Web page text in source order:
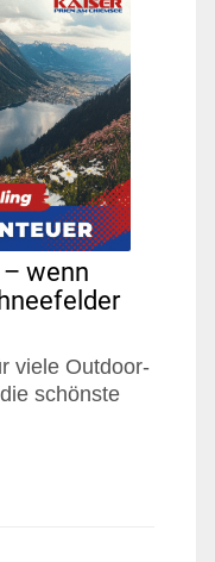
wenn
viele Outdoor-
schönste